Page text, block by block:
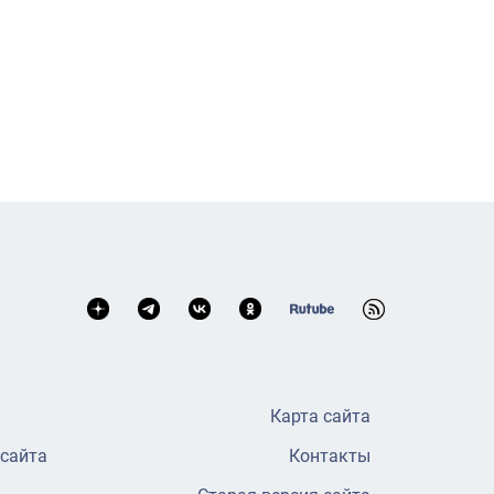
Карта сайта
Контакты